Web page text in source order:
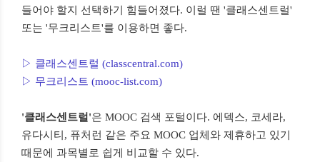
들어야 할지 선택하기 힘들어졌다. 이럴 땐 '클래스센트럴'
또는 '무크리스트'를 이용하면 좋다.
▷ 클래스센트럴 (classcentral.com)
▷ 무크리스트 (mooc-list.com)
'클래스센트럴'은 MOOC 검색 포털이다. 에덱스, 코세라,
유다시티, 퓨처런 같은 주요 MOOC 업체와 제휴하고 있기
때문에 과목별로 쉽게 비교할 수 있다.